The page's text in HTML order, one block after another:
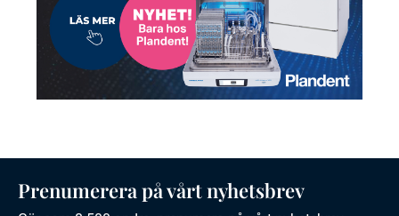
Prenumerera på vårt nyhetsbrev